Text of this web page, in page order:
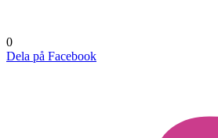
0
Dela på Facebook